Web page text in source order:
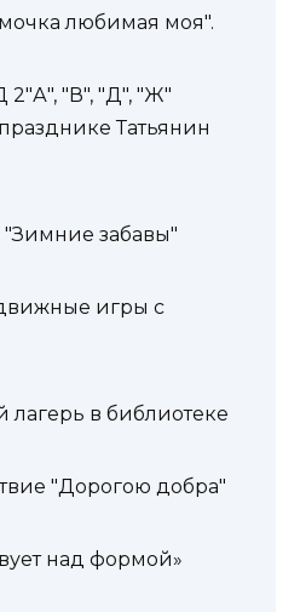
любимая моя".
"В", "Д", "Ж"
Татьянин
забавы"
игры с
в библиотеке
"Дорогою добра"
над формой»